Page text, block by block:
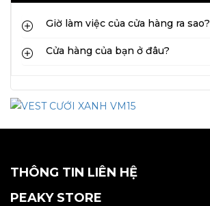
Giờ làm việc của cửa hàng ra sao?
Cửa hàng của bạn ở đâu?
THÔNG TIN LIÊN HỆ
PEAKY STORE